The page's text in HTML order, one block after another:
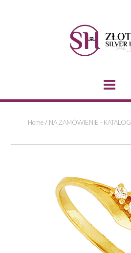
Home/ NA ZAMÓWIENIE - KATALOG